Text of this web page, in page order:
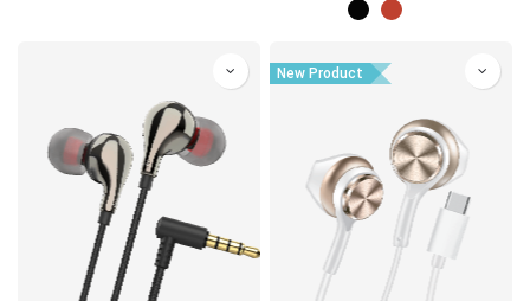
New Product